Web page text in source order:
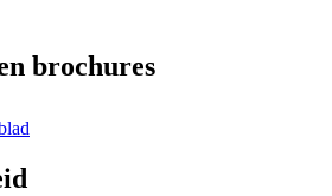
brochures